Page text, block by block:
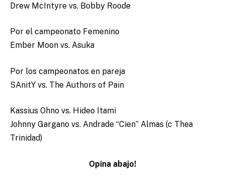
Drew McIntyre vs. Bobby Roode
Por el campeonato Femenino
Ember Moon vs. Asuka
Por los campeonatos en pareja
SAnitY vs. The Authors of Pain
Kassius Ohno vs. Hideo Itami
Johnny Gargano vs. Andrade “Cien” Almas (c Thea
Trinidad)
Opina abajo!